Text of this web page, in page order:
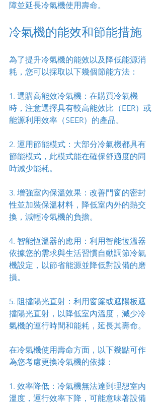
障並延長冷氣機使用壽命。
冷氣機的能效和節能措施
為了提升冷氣機的能效以及降低能源消
耗，您可以採取以下幾個節能方法：
1. 選購高能效冷氣機：在購買冷氣機
時，注意選擇具有較高能效比（EER）或
能源利用效率（SEER）的產品。
2. 運用節能模式：大部分冷氣機都具有
節能模式，此模式能在確保舒適度的同
時減少能耗。
3. 增強室內保溫效果：改善門窗的密封
性並加裝保溫材料，降低室內外的熱交
換，減輕冷氣機的負擔。
4. 智能恆溫器的應用：利用智能恆溫器
依據您的需求與生活習慣自動調節冷氣
機設定，以節省能源並降低對設備的磨
損。
5. 阻擋陽光直射：利用窗簾或遮陽板遮
擋陽光直射，以降低室內溫度，減少冷
氣機的運行時間和能耗，延長其壽命。
在冷氣機使用壽命方面，以下幾點可作
為您考慮更換冷氣機的依據：
1. 效率降低：冷氣機無法達到理想室內
溫度，運行效率下降，可能意味著設備